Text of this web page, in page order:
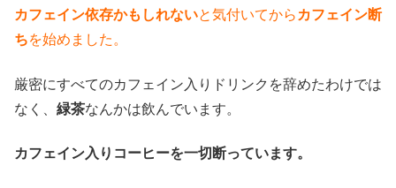
カフェイン依存かもしれないと気付いてから カフェイン断
ちを始めました。
厳密にすべてのカフェイン入りドリンクを辞めたわけでは
なく、 緑茶なんかは飲んでいます。
カフェイン入りコーヒーを一切断っています。